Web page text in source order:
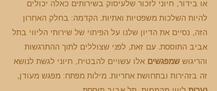
או בידור, חיוני לזכור שלעיסוק בשירותים כאלה יכולים
להיות השלכות משפטיות ואתיות. הקדמה: בחלק האחרון
הזה, נסיים את הדיון שלנו על הפיתוי של שירותי הליווי בתל
אביב התוססת. עם זאת, לפני שצוללים לתוך ההתרגשות
והריגוש שמפגשים אלו עשויים להבטיח, חיוני לגשת לנושא
זה בזהירות ובתחושת אחריות. מילות מפתח: מפגש מעודן,